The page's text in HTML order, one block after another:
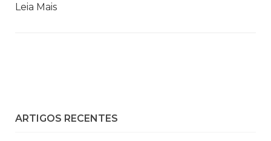
Leia Mais
ARTIGOS RECENTES